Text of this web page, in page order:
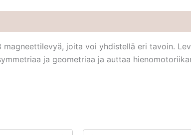
joita voi yhdistellä eri tavoin.
ja geometriaa ja auttaa